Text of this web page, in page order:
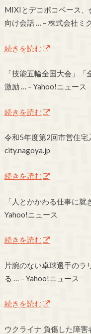
MIXIとデコボコベース
向け会話 … – 株式会社ミ
続きを読む
「技能五輪全国大会」
激励 … – Yahoo!ニュース
続きを読む
令和5年度第2回市営住宅
city.nagoya.jp
続きを読む
「人とかかわる仕事に
Yahoo!ニュース
続きを読む
片腕のない卓球選手のラ
る … – Yahoo!ニュース
続きを読む
ウクライナ 負傷した障